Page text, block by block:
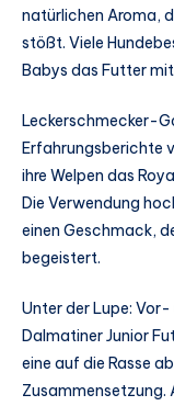
natürlichen Aroma,
stößt. Viele
Babys das Futter
Leckerschmecker-
Erfahrungsberichte
ihre Welpen das
Die Verwendung
einen Geschmack,
begeistert.
Unter der Lupe:
Dalmatiner Junior
eine auf die Rasse
Zusammensetzung.